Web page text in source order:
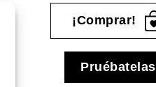
¡Comprar!
Pruébatelas